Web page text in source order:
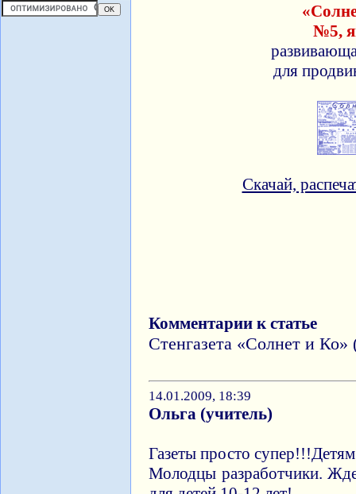
№5,
для
Скачай,
Комментарии к статье
Стенгазета «Солнет и
14.01.2009, 18:39
Ольга (учитель)
Газеты просто
Молодцы разработчики.